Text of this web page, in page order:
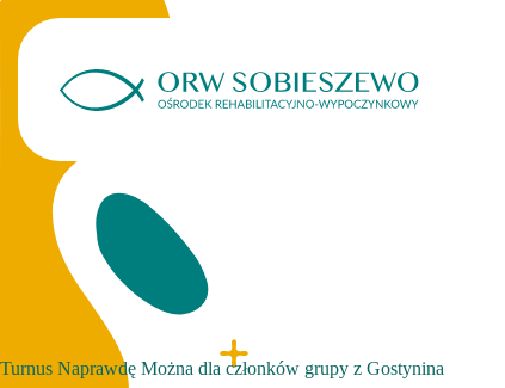
Przejdź
treści
Turnus Naprawdę Można dla członków grupy z Gostynina